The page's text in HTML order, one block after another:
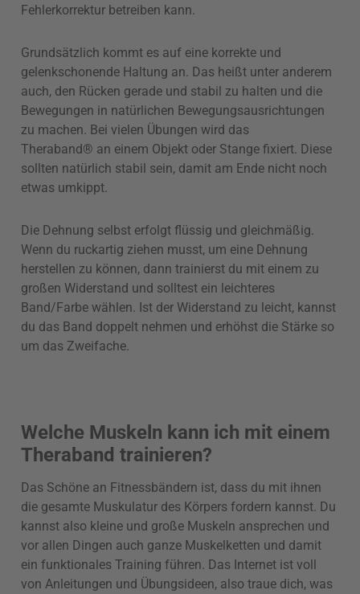
Fehlerkorrektur betreiben kann.
Grundsätzlich kommt es auf eine korrekte und
gelenkschonende Haltung an. Das heißt unter anderem
auch, den Rücken gerade und stabil zu halten und die
Bewegungen in natürlichen Bewegungsausrichtungen
zu machen. Bei vielen Übungen wird das
Theraband® an einem Objekt oder Stange fixiert. Diese
sollten natürlich stabil sein, damit am Ende nicht noch
etwas umkippt.
Die Dehnung selbst erfolgt flüssig und gleichmäßig.
Wenn du ruckartig ziehen musst, um eine Dehnung
herstellen zu können, dann trainierst du mit einem zu
großen Widerstand und solltest ein leichteres
Band/Farbe wählen. Ist der Widerstand zu leicht, kannst
du das Band doppelt nehmen und erhöhst die Stärke so
um das Zweifache.
Welche Muskeln kann ich mit einem
Theraband trainieren?
Das Schöne an Fitnessbändern ist, dass du mit ihnen
die gesamte Muskulatur des Körpers fordern kannst. Du
kannst also kleine und große Muskeln ansprechen und
vor allen Dingen auch ganze Muskelketten und damit
ein funktionales Training führen. Das Internet ist voll
von Anleitungen und Übungsideen, also traue dich, was